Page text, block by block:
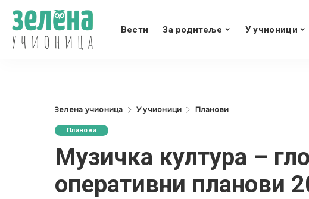
Вести За родитеље У учионици
Зелена учионица У учионици Планови
Планови
Музичка култура –
оперативни планови